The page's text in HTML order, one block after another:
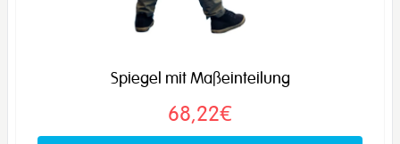
Spiegel mit Maßeinteilung
68,22€